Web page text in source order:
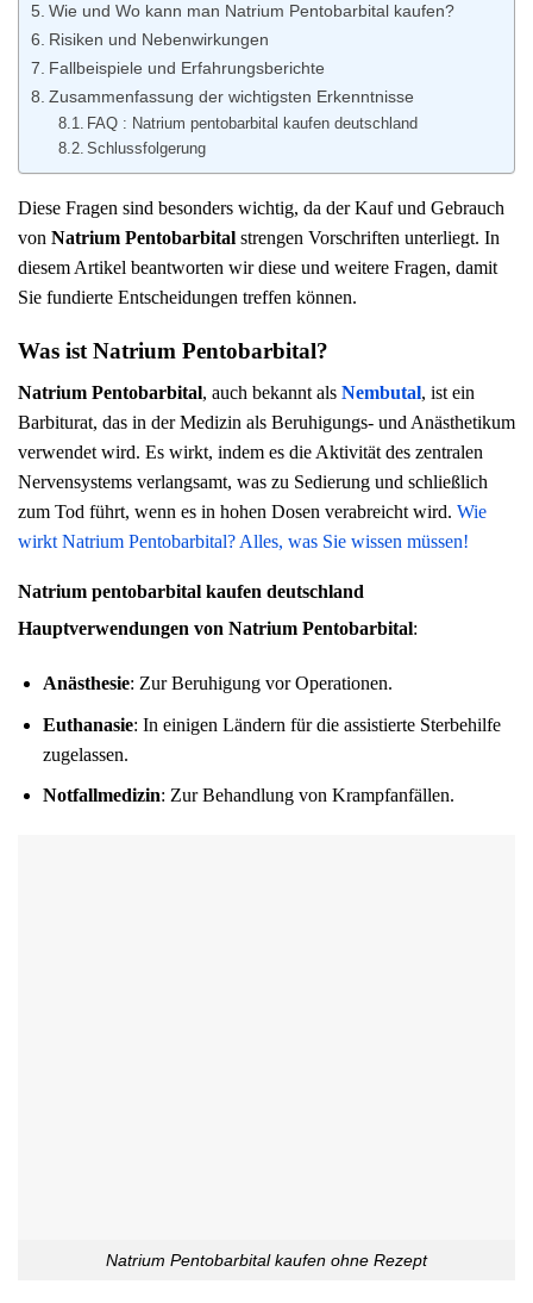
Wie und Wo kann man Natrium Pentobarbital kaufen?
Risiken und Nebenwirkungen
Fallbeispiele und Erfahrungsberichte
Zusammenfassung der wichtigsten Erkenntnisse
FAQ : Natrium pentobarbital kaufen deutschland
Schlussfolgerung
Diese Fragen sind besonders wichtig, da der Kauf und Gebrauch
von Natrium Pentobarbital strengen Vorschriften unterliegt. In
diesem Artikel beantworten wir diese und weitere Fragen, damit
Sie fundierte Entscheidungen treffen können.
Was ist Natrium Pentobarbital?
Natrium Pentobarbital, auch bekannt als Nembutal, ist ein
Barbiturat, das in der Medizin als Beruhigungs- und Anästhetikum
verwendet wird. Es wirkt, indem es die Aktivität des zentralen
Nervensystems verlangsamt, was zu Sedierung und schließlich
zum Tod führt, wenn es in hohen Dosen verabreicht wird. Wie
wirkt Natrium Pentobarbital? Alles, was Sie wissen müssen!
Natrium pentobarbital kaufen deutschland
Hauptverwendungen von Natrium Pentobarbital:
Anästhesie: Zur Beruhigung vor Operationen.
Euthanasie: In einigen Ländern für die assistierte Sterbehilfe
zugelassen.
Notfallmedizin: Zur Behandlung von Krampfanfällen.
Natrium Pentobarbital kaufen ohne Rezept